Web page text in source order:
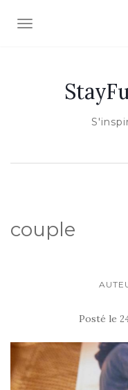
OUVRIR/FERMER
couple
Posté le